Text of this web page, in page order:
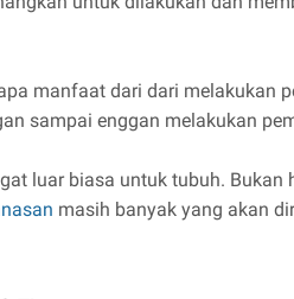
manfaat dari dari melakukan
sampai enggan melakukan
luar biasa untuk tubuh. Bukan
masih banyak yang akan